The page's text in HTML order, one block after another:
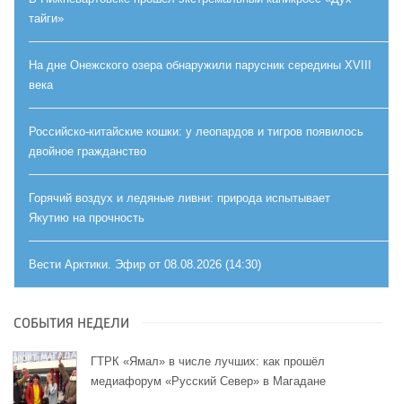
тайги»
На дне Онежского озера обнаружили парусник середины XVIII
века
Российско-китайские кошки: у леопардов и тигров появилось
двойное гражданство
Горячий воздух и ледяные ливни: природа испытывает
Якутию на прочность
Вести Арктики. Эфир от 08.08.2026 (14:30)
СОБЫТИЯ НЕДЕЛИ
ГТРК «Ямал» в числе лучших: как прошёл
медиафорум «Русский Север» в Магадане